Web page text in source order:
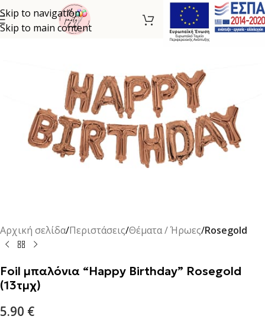
Skip to navigation
Skip to main content
Αρχική σελίδα Περιστάσεις Θέματα / Ήρωες Rosegold
Foil μπαλόνια “Happy Birthday” Rosegold
(13τμχ)
5.90 €